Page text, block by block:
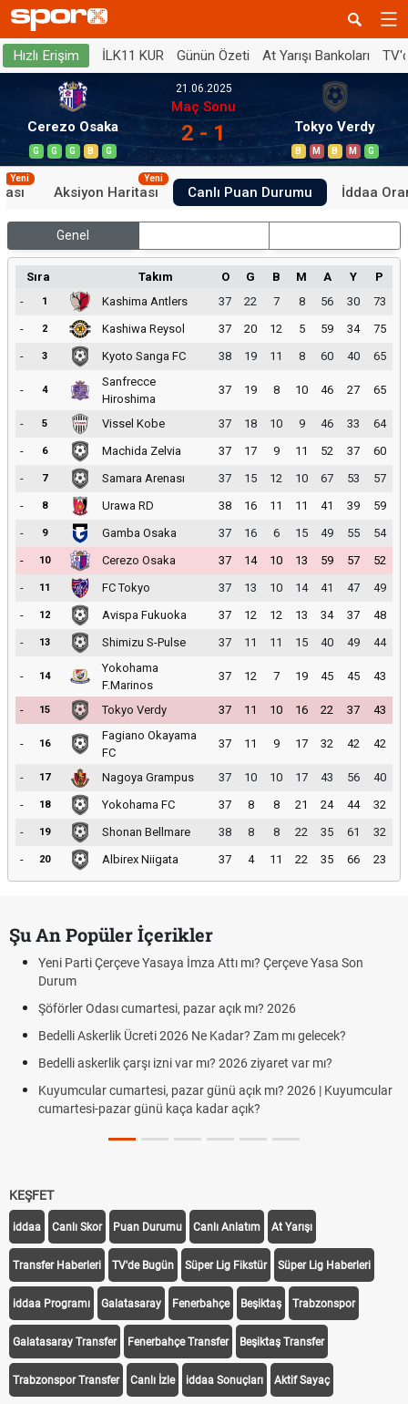
Hızlı Erişim İLK11 KUR Günün Özeti At Yarışı Bankoları
Cerezo Osaka
G G G B G
21.06.2025
Maç Sonu
2 - 1 Tokyo Verdy
B M B M G
Yeni
Aksiyon Haritası
Yeni
Canlı Puan Durumu İddaa
Genel
Sıra Takım O G B M A Y
P
-
1 Kashima Antlers 37 22 7 8 56 30
73
-
2 Kashiwa Reysol 37 20 12 5 59 34
75
-
3 Kyoto Sanga FC 38 19 11 8 60 40 65
- 4
Sanfrecce
Hiroshima
37 19 8 10 46 27 65
- 5 Vissel Kobe 37 18 10 9 46 33
64
-
6 Machida Zelvia 37 17 9 11 52 37
60
-
7 Samara Arenası 37 15 12 10 67 53
57
-
8 Urawa RD 38 16 11 11 41 39
59
-
9 Gamba Osaka 37 16 6 15 49 55
54
-
10 Cerezo Osaka 37 14 10 13 59 57
52
-
11 FC Tokyo 37 13 10 14 41 47
49
-
12 Avispa Fukuoka 37 12 12 13 34 37
48
-
13 Shimizu S-Pulse 37 11 11 15 40 49 44
- 14
Yokohama
F.Marinos
37 12 7 19 45 45 43
- 15 Tokyo Verdy 37 11 10 16 22 37 43
- 16
Fagiano Okayama
FC
37 11 9 17 32 42 42
- 17 Nagoya Grampus 37 10 10 17 43 56
40
-
18 Yokohama FC 37 8 8 21 24 44
32
-
19 Shonan Bellmare 38 8 8 22 35 61
32
-
20 Albirex Niigata 37 4 11 22 35 66 23
Şu An Popüler İçerikler
Yeni Parti Çerçeve Yasaya İmza Attı mı? Çerçeve Yasa Son
Durum
Şöförler Odası cumartesi, pazar açık mı? 2026
Bedelli Askerlik Ücreti 2026 Ne Kadar? Zam mı gelecek?
Bedelli askerlik çarşı izni var mı? 2026 ziyaret var mı?
Kuyumcular cumartesi, pazar günü açık mı? 2026 | Kuyumcular
cumartesi-pazar günü kaça kadar açık?
KEŞFET
iddaa Canlı Skor Puan Durumu Canlı Anlatım At Yarışı
Transfer Haberleri TV'de Bugün Süper Lig Fikstür Süper Lig Haberleri
iddaa Programı Galatasaray Fenerbahçe Beşiktaş Trabzonspor
Galatasaray Transfer Fenerbahçe Transfer Beşiktaş Transfer
Trabzonspor Transfer Canlı İzle iddaa Sonuçları Aktif Sayaç